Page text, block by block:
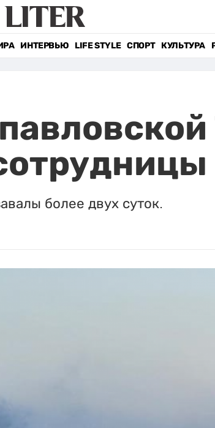
ИНТЕРВЬЮ LIFE STYLE СПОРТ КУЛЬТУРА
более двух суток.